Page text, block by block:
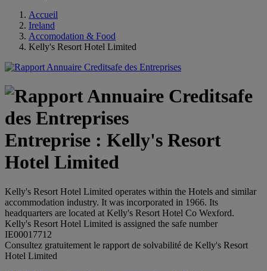
Accueil
Ireland
Accomodation & Food
Kelly's Resort Hotel Limited
Entreprise : Kelly's Resort
Hotel Limited
Kelly's Resort Hotel Limited operates within the Hotels and similar
accommodation industry. It was incorporated in 1966. Its
headquarters are located at Kelly's Resort Hotel Co Wexford.
Kelly's Resort Hotel Limited is assigned the safe number
IE00017712
Consultez gratuitement le rapport de solvabilité de Kelly's Resort
Hotel Limited